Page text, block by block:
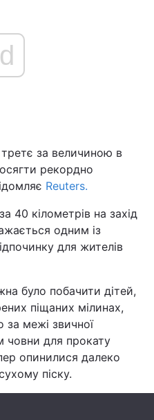
Війна
Світ
Лайт
Інциденти
Туризм
Погода
за величиною в
рекордно
Reuters.
40 кілометрів на захід
одним із
для жителів
було побачити дітей,
піщаних мілинах,
за межі звичної
човни для прокату
опинилися далеко
піску.